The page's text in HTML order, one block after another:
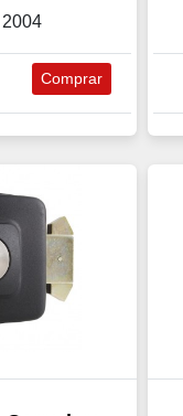
Comprar